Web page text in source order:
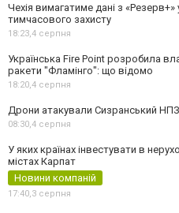
Чехія вимагатиме дані з
тимчасового захисту
18:23, 4 серпня
Українська Fire Point розробила
ракети "Фламінго": що відомо
18:20, 4 серпня
Дрони атакували Сизранський НПЗ
08:30, 4 серпня
У яких країнах інвестувати в
містах Карпат
Новини компаній
17:40, 3 серпня